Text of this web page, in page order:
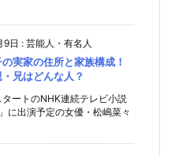
9日 : 芸能人・有名人
実家の住所と家族構成！
兄はどんな人？
ートのNHK連続テレビ小説
に出演予定の女優・松嶋菜々